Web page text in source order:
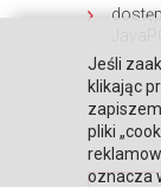
Jeśli
klikając
pliki
oznacza